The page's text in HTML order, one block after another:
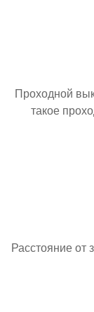
Проходной
такое
Расстояние